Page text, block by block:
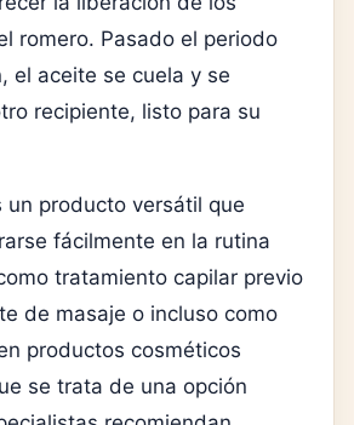
romero. Pasado el periodo
el aceite se cuela y se
recipiente, listo para su
un producto versátil que
fácilmente en la rutina
tratamiento capilar previo
de masaje o incluso como
productos cosméticos
se trata de una opción